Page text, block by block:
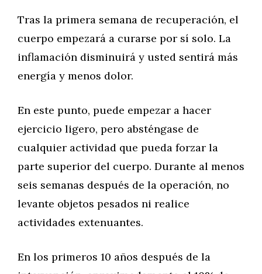
Tras la primera semana de recuperación, el
cuerpo empezará a curarse por sí solo. La
inflamación disminuirá y usted sentirá más
energía y menos dolor.
En este punto, puede empezar a hacer
ejercicio ligero, pero absténgase de
cualquier actividad que pueda forzar la
parte superior del cuerpo. Durante al menos
seis semanas después de la operación, no
levante objetos pesados ni realice
actividades extenuantes.
En los primeros 10 años después de la